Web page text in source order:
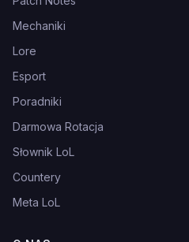
Mechaniki
Lore
Esport
Poradniki
Darmowa Rotacja
Słownik LoL
Countery
Meta LoL